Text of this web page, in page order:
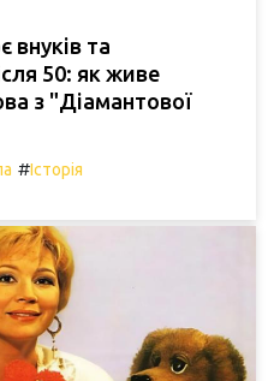
внуків та
50: як живе
з "Діамантової
#Історія